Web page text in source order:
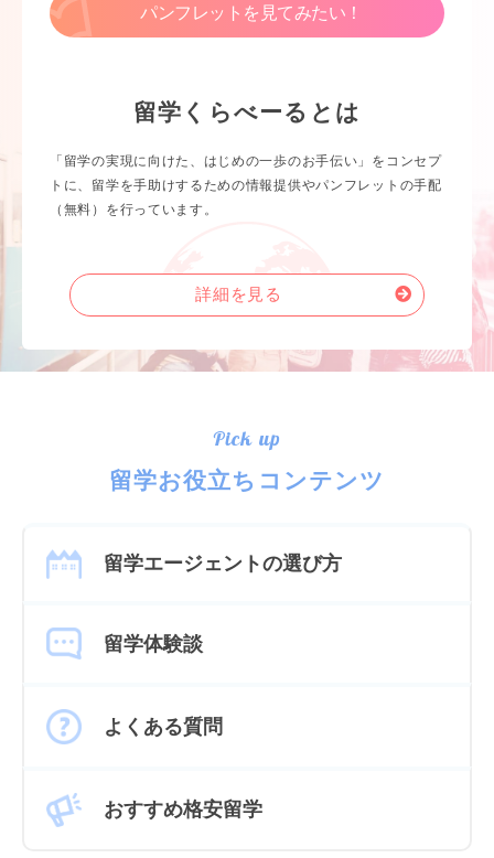
パンフレットを見てみたい！
留学くらべーるとは
「留学の実現に向けた、はじめの一歩のお手伝い」をコンセプ
トに、留学を手助けするための情報提供やパンフレットの手配
（無料）を行っています。
詳細を見る
Pick up
留学お役立ちコンテンツ
留学エージェントの選び方
留学体験談
よくある質問
おすすめ格安留学